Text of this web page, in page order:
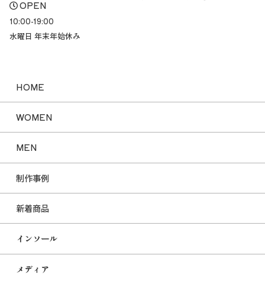
OPEN
10:00-19:00
水曜日 年末年始休み
HOME
WOMEN
MEN
制作事例
新着商品
インソール
メディア